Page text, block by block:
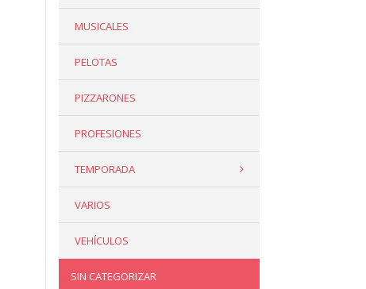
MUSICALES
PELOTAS
PIZZARONES
PROFESIONES
TEMPORADA
VARIOS
VEHÍCULOS
SIN CATEGORIZAR